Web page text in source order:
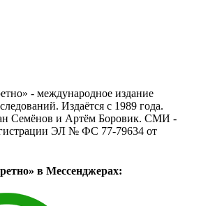
- международное издание
Издаётся с 1989 года.
Семёнов и Артём Боровик. CМИ -
ЭЛ № ФС 77-79634 от
в Мессенджерах: